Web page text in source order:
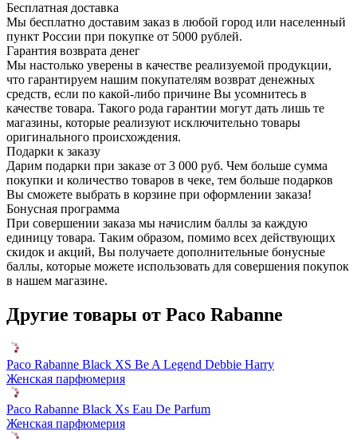
Бесплатная доставка
Мы бесплатно доставим заказ в любой город или населенный
пункт России при покупке от 5000 рублей.
Гарантия возврата денег
Мы настолько уверены в качестве реализуемой продукции,
что гарантируем нашим покупателям возврат денежных
средств, если по какой-либо причине Вы усомнитесь в
качестве товара. Такого рода гарантии могут дать лишь те
магазины, которые реализуют исключительно товары
оригинального происхождения.
Подарки к заказу
Дарим подарки при заказе от 3 000 руб. Чем больше сумма
покупки и количество товаров в чеке, тем больше подарков
Вы сможете выбрать в корзине при оформлении заказа!
Бонусная программа
При совершении заказа мы начислим баллы за каждую
единицу товара. Таким образом, помимо всех действующих
скидок и акций, Вы получаете дополнительные бонусные
баллы, которые можете использовать для совершения покупок
в нашем магазине.
Другие товары от Paco Rabanne
Paco Rabanne Black XS Be A Legend Debbie Harry
Женская парфюмерия
Paco Rabanne Black Xs Eau De Parfum
Женская парфюмерия